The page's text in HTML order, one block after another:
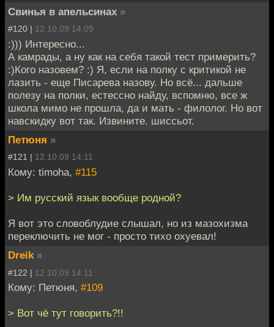
Свинья в апельсинах »
#120 | 12.10.09 14:09
:))) Интересно...
А камрады, а ну как на себя такой тест примерить?
:)Кого назовем? :) Я, если на полку с критикой не
лазить - еще Писарева назову. Но всё... дальше
полезу на полки, естессно найду, вспомню, все ж
школа мимо не прошла, да и мать - филолог. Но вот
навскидку вот так. Извините. шиссьот.
Петюня »
#121 | 12.10.09 14:11
Кому: timoha, #115
> Им русский язык вообще родной?
Я вот это словоблудие слышал, но из мазохизма
переключить не мог - просто тихо охуевал!
Dreik »
#122 | 12.10.09 14:11
Кому: Петюня, #109
> Вот чё тут говорить?!!